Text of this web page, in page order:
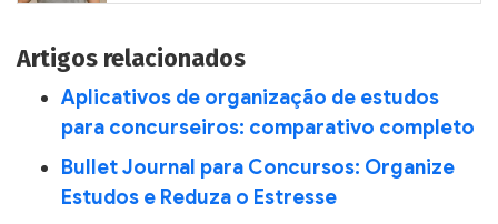
Artigos relacionados
Aplicativos de organização de estudos
para concurseiros: comparativo completo
Bullet Journal para Concursos: Organize
Estudos e Reduza o Estresse